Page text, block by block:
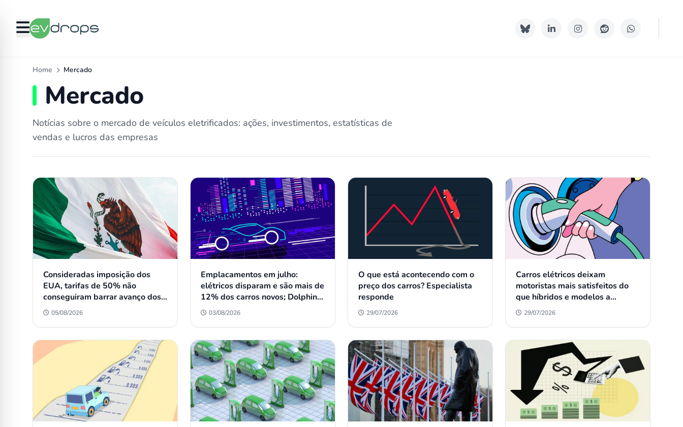
Home Mercado
Mercado
Notícias sobre o mercado de veículos eletrificados: ações, investimentos, estatísticas de
vendas e lucros das empresas
Consideradas imposição dos
EUA, tarifas de 50% não
conseguiram barrar avanço dos
carros chineses no México
05/08/2026
Emplacamentos em julho:
elétricos disparam e são mais de
12% dos carros novos; Dolphin
Mini não é mais o número 1 no
03/08/2026
O que está acontecendo com o
preço dos carros? Especialista
responde
29/07/2026
Carros elétricos deixam
motoristas mais satisfeitos do
que híbridos e modelos a
combustão, aponta estudo
29/07/2026